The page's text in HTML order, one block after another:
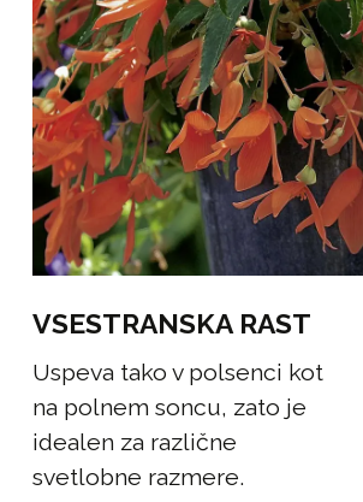
VSESTRANSKA RAST
Uspeva tako v polsenci kot
na polnem soncu, zato je
idealen za različne
svetlobne razmere.